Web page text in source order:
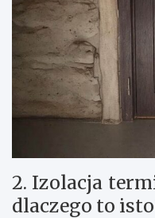
2. Izolacja
dlaczego to